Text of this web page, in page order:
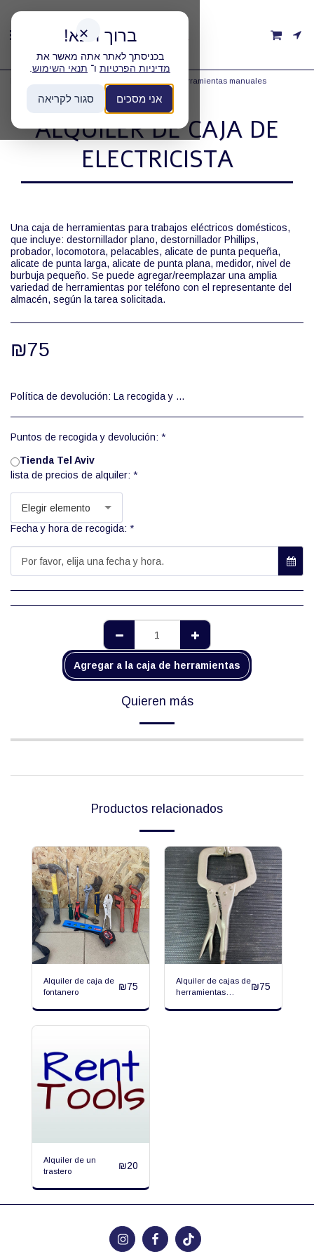
✕
ברוך הבא!
בכניסתך לאתר אתה מאשר את
מדיניות הפרטיות ו־ תנאי השימוש
אני מסכים סגור לקריאה
Alquiler de herramientas manuales
Alquiler de caja de electricista
ALQUILER DE CAJA DE
ELECTRICISTA
Una caja de herramientas para trabajos eléctricos domésticos,
que incluye: destornillador plano, destornillador Phillips,
probador, locomotora, pelacables, alicate de punta pequeña,
alicate de punta larga, alicate de punta plana, medidor, nivel de
burbuja pequeño. Se puede agregar/reemplazar una amplia
variedad de herramientas por teléfono con el representante del
almacén, según la tarea solicitada.
₪75
Política de devolución: La recogida y devolución de herramientas se realiza únicamente durante el horario de apertura del almacén, de 8:00 a 12:00. El alquiler de herramientas se ofrece con diferentes tarifas, según jornada completa, número de días o semanas (jornada completa: 24 horas).
Puntos de recogida y devolución: *
Tienda Tel Aviv
lista de precios de alquiler: *
Elegir elemento
Fecha y hora de recogida: *
Por favor, elija una fecha y hora.
Agregar a la caja de herramientas
Quieren más
Productos relacionados
Alquiler de caja de
fontanero
₪75
Alquiler de cajas de
herramientas
₪75
Alquiler de un
trastero
₪20